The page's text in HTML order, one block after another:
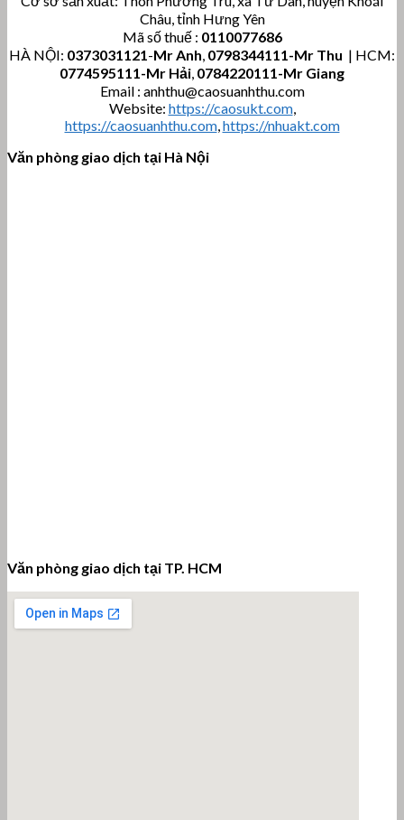
Châu, tỉnh Hưng Yên
Mã số thuế : 0110077686
HÀ NỘI: 0373031121-Mr Anh, 0798344111-Mr Thu | HCM:
0774595111-Mr Hải, 0784220111-Mr Giang
Email : anhthu@caosuanhthu.com
Website: https://caosukt.com,
https://caosuanhthu.com,https://nhuakt.com
Văn phòng giao dịch tại Hà Nội
Văn phòng giao dịch tại TP. HCM